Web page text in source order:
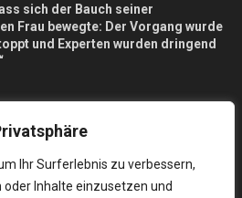
Ihr Surferlebnis zu verbessern,
Inhalte einzusetzen und
sich der Bauch seiner
Frau bewegte: Der Vorgang wurde
und Experten wurden dringend
“
mit nur 3 Äpfel und in 10 Minuten,
verrückt